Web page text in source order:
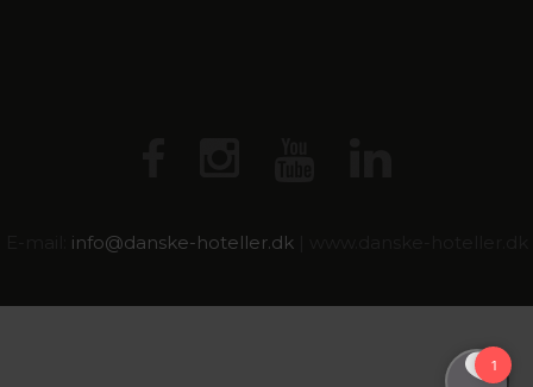
info@danske-hoteller.dk